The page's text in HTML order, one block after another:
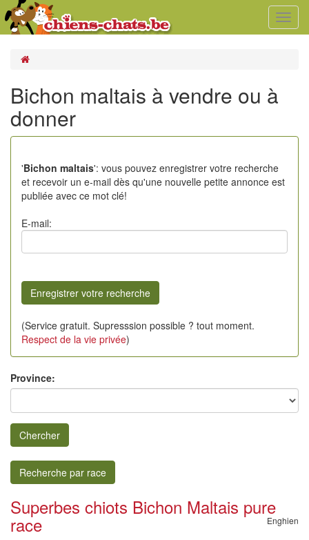
Bichon maltais à vendre ou à
donner
'Bichon maltais': vous pouvez enregistrer votre recherche
et recevoir un e-mail dès qu'une nouvelle petite annonce est
publiée avec ce mot clé!
E-mail:
(Service gratuit. Supresssion possible ? tout moment.
Respect de la vie privée)
Province:
Chercher
Recherche par race
Superbes chiots Bichon Maltais pure
race Enghien